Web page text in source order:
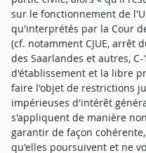
sur le fonctionnement de
qu'interprétés par la Cour
(cf. notamment CJUE, arrêt
des Saarlandes et autres,
d'établissement et la libre
faire l'objet de restrictions
impérieuses d'intérêt
s'appliquent de manière
garantir de façon
qu'elles poursuivent et ne